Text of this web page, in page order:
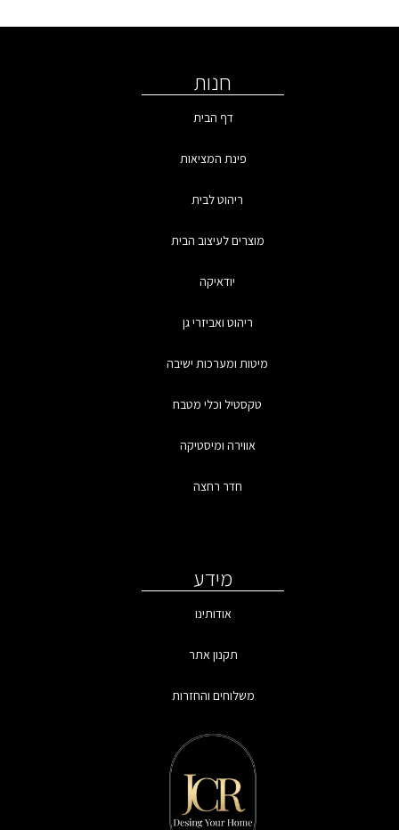
חנות
דף הבית
פינת המציאות
ריהוט לבית
מוצרים לעיצוב הבית
יודאיקה
ריהוט ואביזרי גן
מיטות ומערכות ישיבה
טקסטיל וכלי מטבח
אווירה ומיסטיקה
חדר רחצה
מידע
אודותינו
תקנון אתר
משלוחים והחזרות